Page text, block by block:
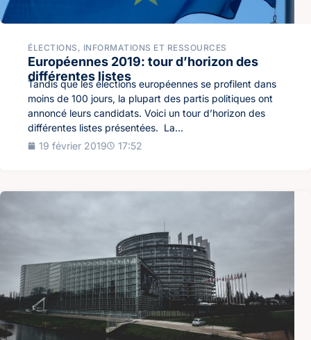
ÉLECTIONS , INFORMATIONS ET RESSOURCES
Européennes 2019: tour d’horizon des
différentes listes
Tandis que les élections européennes se profilent dans
moins de 100 jours, la plupart des partis politiques ont
annoncé leurs candidats. Voici un tour d’horizon des
différentes listes présentées. La...
19 février 2019
17:52